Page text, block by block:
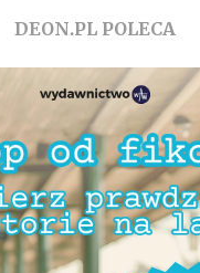
DEON.PL POLECA